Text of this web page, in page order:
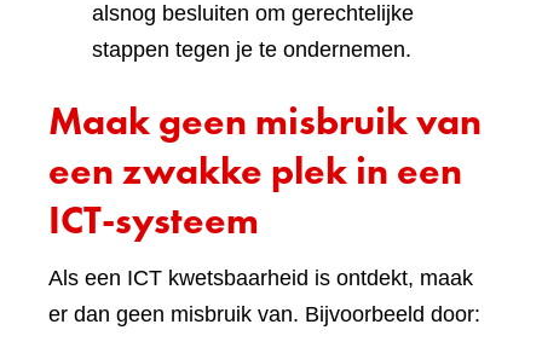
alsnog besluiten om gerechtelijke
stappen tegen je te ondernemen.
Maak geen misbruik van
een zwakke plek in een
ICT-systeem
Als een ICT kwetsbaarheid is ontdekt, maak
er dan geen misbruik van. Bijvoorbeeld door: